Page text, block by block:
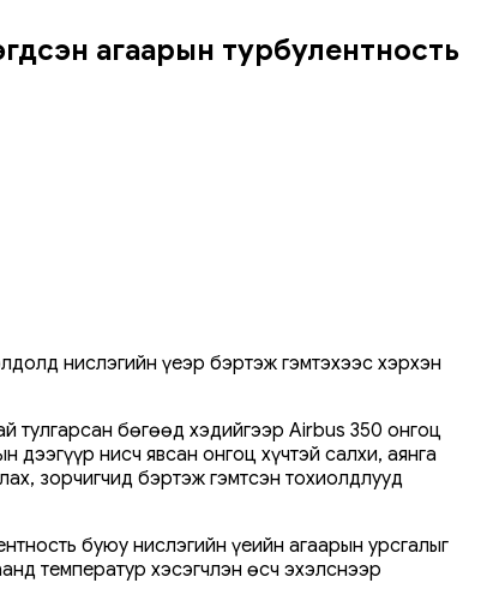
агаарын турбулентность
нислэгийн үеэр бэртэж гэмтэхээс хэрхэн
тулгарсан бөгөөд хэдийгээр Airbus 350 онгоц
нисч явсан онгоц хүчтэй салхи, аянга
зорчигчид бэртэж гэмтсэн тохиолдлууд
буюу нислэгийн үеийн агаарын урсгалыг
температур хэсэгчлэн өсч эхэлснээр